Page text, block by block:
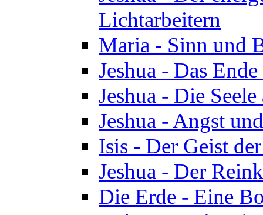
Lichtarbeitern
Maria - Sinn und
Jeshua - Das
Jeshua - Die
Jeshua - Angst
Isis - Der Geist
Jeshua - Der
Die Erde - Eine